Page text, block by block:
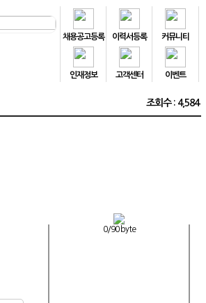
채용공고등록 이력서등록 커뮤니티
인재정보 고객센터 이벤트
조회수 : 4,584
0/90 byte